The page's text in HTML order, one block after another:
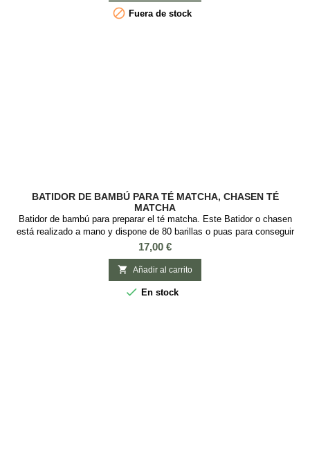
 Fuera de stock
BATIDOR DE BAMBÚ PARA TÉ MATCHA, CHASEN TÉ
MATCHA
Batidor de bambú para preparar el té matcha. Este Batidor o chasen
está realizado a mano y dispone de 80 barillas o puas para conseguir
una textura espumosa al batir el té matcha para la ceremonia tradicional
japonesa del té. Largo: 11cm.
Precio
17,00 €
 Añadir al carrito
 En stock